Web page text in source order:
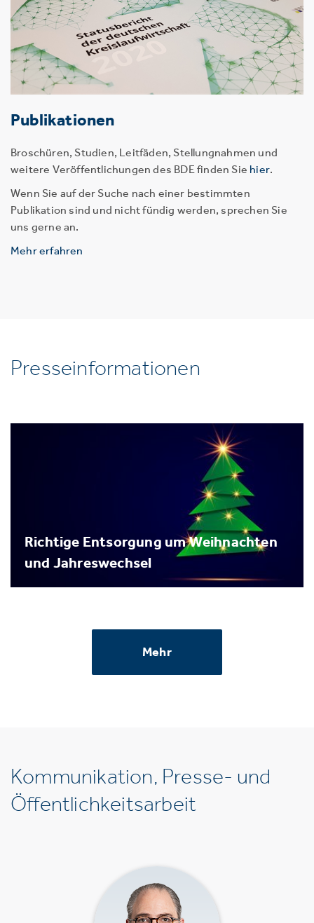
Publikationen
Broschüren, Studien, Leitfäden, Stellungnahmen und
weitere Veröffentlichungen des BDE finden Sie hier.
Wenn Sie auf der Suche nach einer bestimmten
Publikation sind und nicht fündig werden, sprechen Sie
uns gerne an.
Mehr erfahren
Presseinformationen
Richtige Entsorgung um Weihnachten
und Jahreswechsel
Mehr
Kommunikation, Presse- und
Öffentlichkeitsarbeit